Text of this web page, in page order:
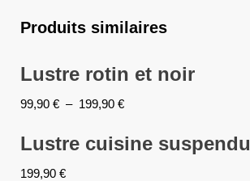
Produits similaires
Lustre rotin et noir
99,90 € – 199,90 €
Lustre cuisine suspendu
199,90 €